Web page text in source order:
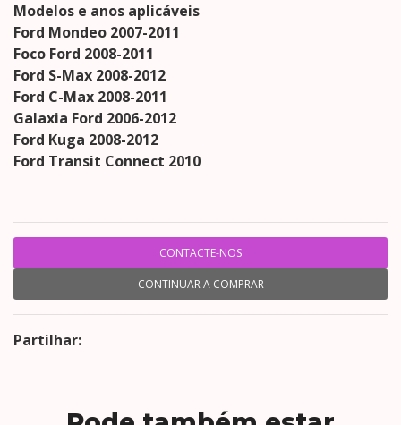
Modelos e anos aplicáveis
Ford Mondeo 2007-2011
Foco Ford 2008-2011
Ford S-Max 2008-2012
Ford C-Max 2008-2011
Galaxia Ford 2006-2012
Ford Kuga 2008-2012
Ford Transit Connect 2010
CONTACTE-NOS
CONTINUAR A COMPRAR
Partilhar: